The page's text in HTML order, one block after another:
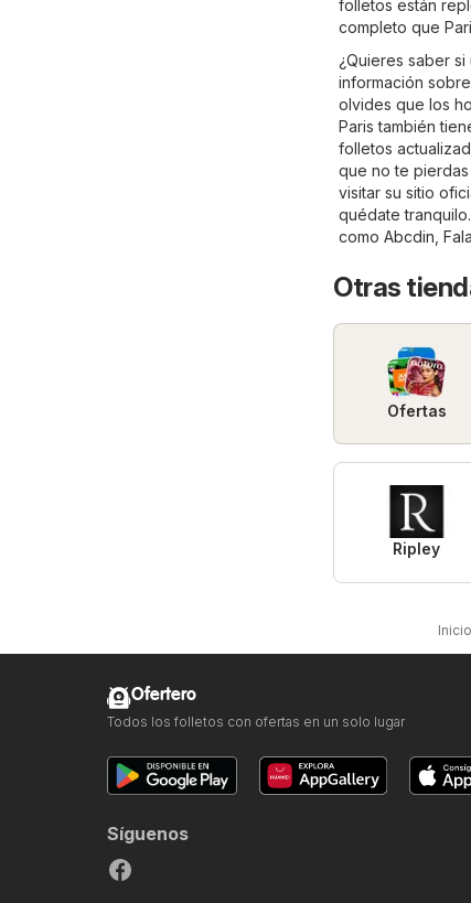
folletos están
completo que
¿Quieres saber
información
olvides que los
Paris también
folletos
que no te
visitar su sitio
quédate
como Abcdin
Otras
Ofertas
Ripley
Inicio
Ofertero
Todos los folletos con ofertas en un solo lugar
Síguenos